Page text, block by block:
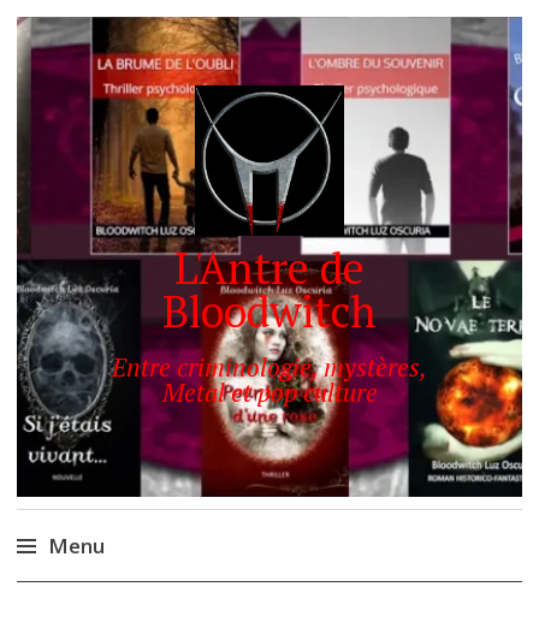
L'Antre de
Bloodwitch
Entre criminologie, mystères,
Metal et pop culture
Menu